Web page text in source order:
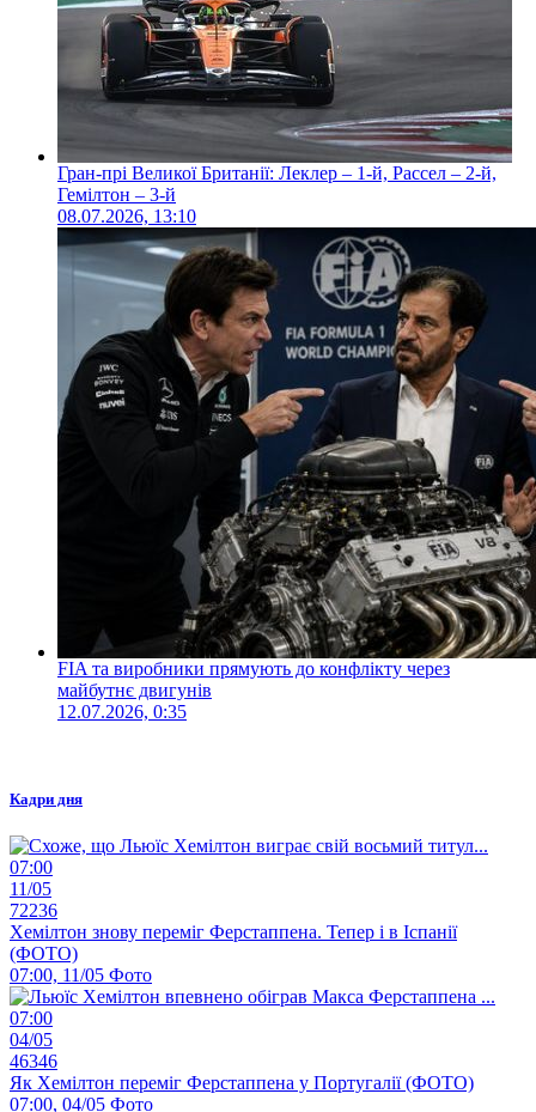
Гран-прі Великої Британії: Леклер – 1-й, Рассел – 2-й,
Гемілтон – 3-й
08.07.2026, 13:10
FIA та виробники прямують до конфлікту через
майбутнє двигунів
12.07.2026, 0:35
Кадри дня
07:00
11/05
72236
Хемілтон знову переміг Ферстаппена. Тепер і в Іспанії
(ФОТО)
07:00, 11/05 Фото
07:00
04/05
46346
Як Хемілтон переміг Ферстаппена у Португалії (ФОТО)
07:00, 04/05 Фото